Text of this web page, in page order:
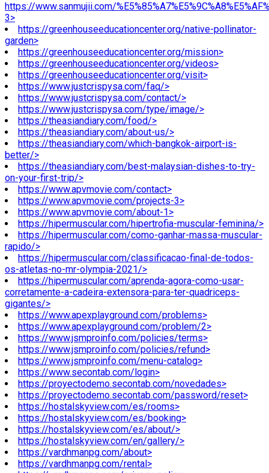
https://www.sanmujii.com/
3>
https://greenhouseeducationcenter.org/native-pollinator-
garden>
https://greenhouseeducationcenter.org/mission>
https://greenhouseeducationcenter.org/videos>
https://greenhouseeducationcenter.org/visit>
https://www.justcrispysa.com/faq/>
https://www.justcrispysa.com/contact/>
https://www.justcrispysa.com/type/image/>
https://theasiandiary.com/food/>
https://theasiandiary.com/about-us/>
https://theasiandiary.com/which-bangkok-airport-is-
better/>
https://theasiandiary.com/best-malaysian-dishes-to-try-
on-your-first-trip/>
https://www.apvmovie.com/contact>
https://www.apvmovie.com/projects-3>
https://www.apvmovie.com/about-1>
https://hipermuscular.com/hipertrofia-muscular-feminina/>
https://hipermuscular.com/como-ganhar-massa-muscular-
rapido/>
https://hipermuscular.com/classificacao-final-de-todos-
os-atletas-no-mr-olympia-2021/>
https://hipermuscular.com/aprenda-agora-como-usar-
corretamente-a-cadeira-extensora-para-ter-quadriceps-
gigantes/>
https://www.apexplayground.com/problems>
https://www.apexplayground.com/problem/2>
https://www.jsmproinfo.com/policies/terms>
https://www.jsmproinfo.com/policies/refund>
https://www.jsmproinfo.com/menu-catalog>
https://www.secontab.com/login>
https://proyectodemo.secontab.com/novedades>
https://proyectodemo.secontab.com/password/reset>
https://hostalskyview.com/es/rooms>
https://hostalskyview.com/es/booking>
https://hostalskyview.com/es/about/>
https://hostalskyview.com/en/gallery/>
https://vardhmanpg.com/about>
https://vardhmanpg.com/rental>